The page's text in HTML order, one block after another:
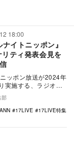
18:00
イトニッポン』
ティ発表会見を
ッポン放送が2024年
実施する、ラジオ番
ポン』 202…
部
17LIVE
17LIVE特集